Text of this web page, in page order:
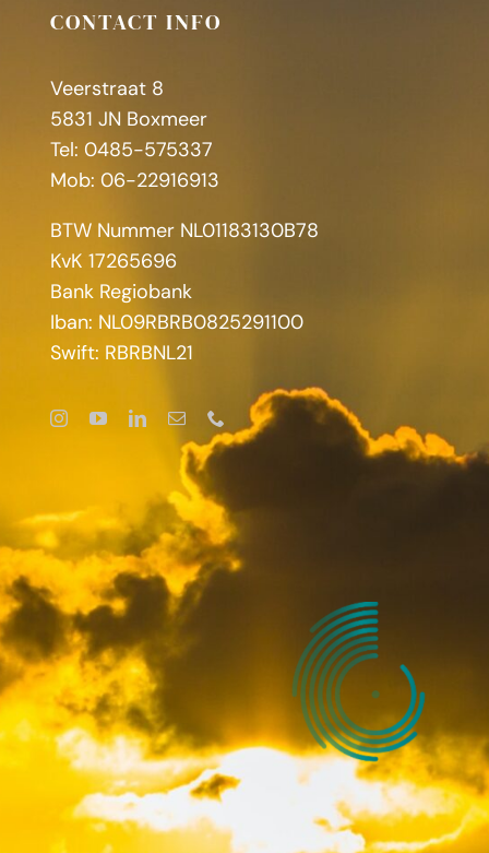
CONTACT INFO
Veerstraat 8
5831 JN Boxmeer
Tel: 0485-575337
Mob: 06-22916913
BTW Nummer NL01183130B78
KvK 17265696
Bank Regiobank
Iban: NL09RBRB0825291100
Swift: RBRBNL21